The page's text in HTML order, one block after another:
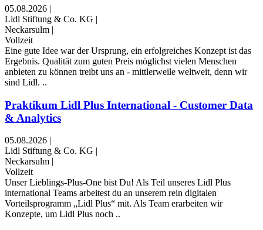
05.08.2026 |
Lidl Stiftung & Co. KG |
Neckarsulm |
Vollzeit
Eine gute Idee war der Ursprung, ein erfolgreiches Konzept ist das
Ergebnis. Qualität zum guten Preis möglichst vielen Menschen
anbieten zu können treibt uns an - mittlerweile weltweit, denn wir
sind Lidl. ..
Praktikum Lidl Plus International - Customer Data
& Analytics
05.08.2026 |
Lidl Stiftung & Co. KG |
Neckarsulm |
Vollzeit
Unser Lieblings-Plus-One bist Du! Als Teil unseres Lidl Plus
international Teams arbeitest du an unserem rein digitalen
Vorteilsprogramm „Lidl Plus“ mit. Als Team erarbeiten wir
Konzepte, um Lidl Plus noch ..